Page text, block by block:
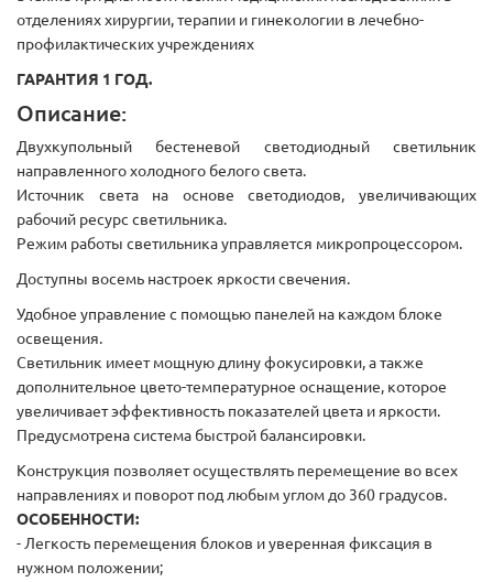
отделениях хирургии, терапии и гинекологии в лечебно-
профилактических учреждениях
ГАРАНТИЯ 1 ГОД.
Описание:
Двухкупольный бестеневой светодиодный светильник
направленного холодного белого света.
Источник света на основе светодиодов, увеличивающих
рабочий ресурс светильника.
Режим работы светильника управляется микропроцессором.
Доступны восемь настроек яркости свечения.
Удобное управление с помощью панелей на каждом блоке
освещения.
Светильник имеет мощную длину фокусировки, а также
дополнительное цвето-температурное оснащение, которое
увеличивает эффективность показателей цвета и яркости.
Предусмотрена система быстрой балансировки.
Конструкция позволяет осуществлять перемещение во всех
направлениях и поворот под любым углом до 360 градусов.
ОСОБЕННОСТИ:
- Легкость перемещения блоков и уверенная фиксация в
нужном положении;